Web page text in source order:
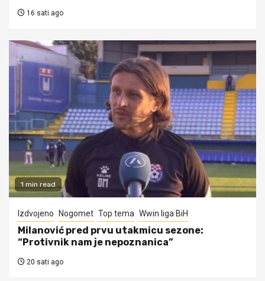
16 sati ago
1 min read
Izdvojeno Nogomet Top tema Wwin liga BiH
Milanović pred prvu utakmicu sezone:
“Protivnik nam je nepoznanica”
20 sati ago